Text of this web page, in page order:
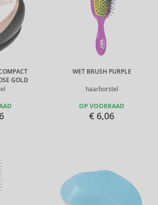
GOLD
WET BRUSH PURPLE
haarborstel
OP VOORRAAD
€ 6,06